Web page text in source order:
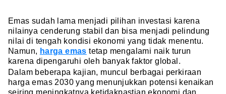
Emas sudah lama menjadi pilihan investasi karena
nilainya cenderung stabil dan bisa menjadi pelindung
nilai di tengah kondisi ekonomi yang tidak menentu.
Namun, harga emas tetap mengalami naik turun
karena dipengaruhi oleh banyak faktor global.
Dalam beberapa kajian, muncul berbagai perkiraan
harga emas 2030 yang menunjukkan potensi kenaikan
seiring meningkatnya ketidakpastian ekonomi dan